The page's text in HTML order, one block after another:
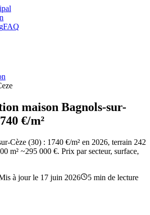
FAQ
maison Bagnols-sur-
€/m²
Cèze (30) : 1740 €/m² en 2026, terrain 242
m² ~295 000 €. Prix par secteur, surface,
à jour le 17 juin 2026 5 min de lecture